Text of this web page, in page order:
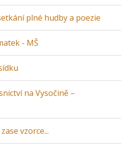
plné hudby a poezie
- MŠ
na Vysočině –
vzorce...